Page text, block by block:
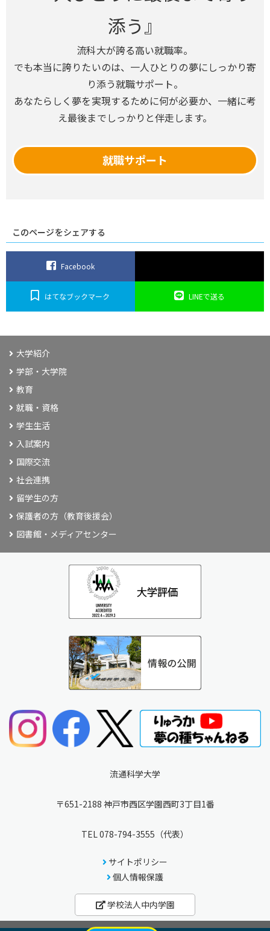
添う』
流科大が誇る高い就職率。
でも本当に誇りたいのは、一人ひとりの夢にしっかり寄
り添う就職サポート。
あなたらしく夢を実現するために何が必要か、一緒に考
え最後までしっかりと伴走します。
就職サポート
このページをシェアする
Facebook
はてなブックマーク LINEで送る
大学紹介
学部・大学院
教育
就職・資格
学生生活
入試案内
国際交流
社会連携
留学生の方
保護者の方（教育後援会）
図書館・メディアセンター
流通科学大学
〒651-2188 神戸市西区学園西町3丁目1番
TEL 078-794-3555 （代表）
サイトポリシー
個人情報保護
学校法人中内学園